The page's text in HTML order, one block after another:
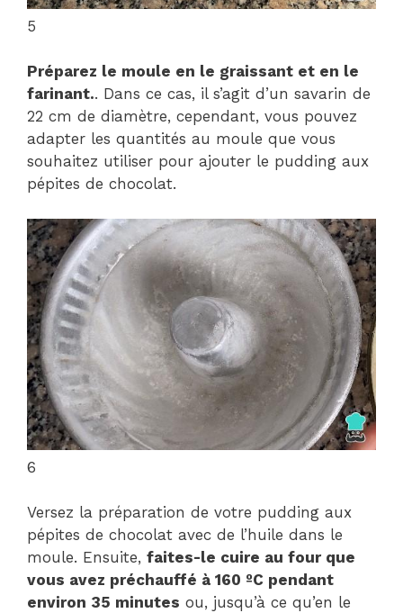
5
Préparez le moule en le graissant et en le
farinant.. Dans ce cas, il s’agit d’un savarin de
22 cm de diamètre, cependant, vous pouvez
adapter les quantités au moule que vous
souhaitez utiliser pour ajouter le pudding aux
pépites de chocolat.
6
Versez la préparation de votre pudding aux
pépites de chocolat avec de l’huile dans le
moule. Ensuite, faites-le cuire au four que
vous avez préchauffé à 160 ºC pendant
environ 35 minutes ou, jusqu’à ce qu’en le